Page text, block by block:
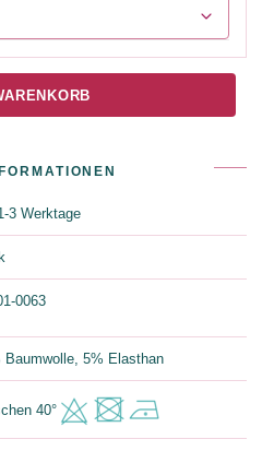
3 Werktage
0063
Baumwolle, 5% Elasthan
40°